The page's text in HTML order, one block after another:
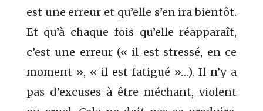
est une erreur et qu’elle s’en ira bientôt.
Et qu’à chaque fois qu’elle réapparaît,
c’est une erreur (« il est stressé, en ce
moment », « il est fatigué »…). Il n’y a
pas d’excuses à être méchant, violent